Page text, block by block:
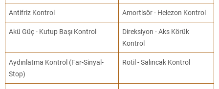
Antifriz Kontrol Amortisör - Helezon Kontrol
Akü Güç - Kutup Başı Kontrol
Direksiyon - Aks Körük
Kontrol
Aydınlatma Kontrol (Far-Sinyal-
Stop)
Rotil - Salıncak Kontrol